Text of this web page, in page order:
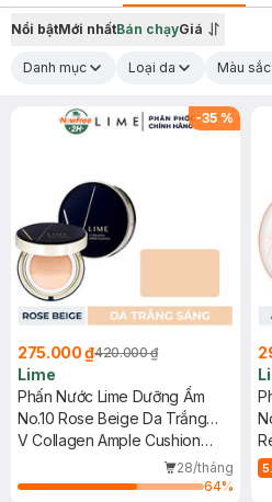
Nổi bậtMới nhấtBán chạyGiá
Danh mục Loại da Màu sắc
-35 %
275.000 ₫420.000 ₫
Lime
Phấn Nước Lime Dưỡng Ẩm
No.10 Rose Beige Da Trắng
Sáng 20g
V Collagen Ample Cushion
28/tháng
64%